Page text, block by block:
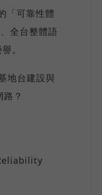
「可靠性體
全台整體語
。
地台建設與
？